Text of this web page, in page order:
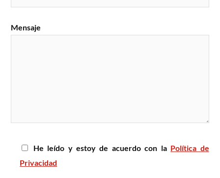
Mensaje
He leído y estoy de acuerdo con la Política de
Privacidad